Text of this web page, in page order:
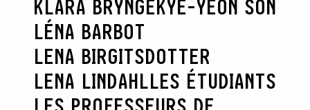
KLARA BRYNGEKYE-YEON SON
LÉNA BARBOT
LENA BIRGITSDOTTER
LENA LINDAHLLES ÉTUDIANTS